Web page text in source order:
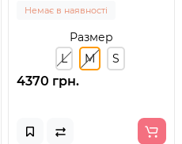
Немає в наявності
Размер
L
M S
4370 грн.